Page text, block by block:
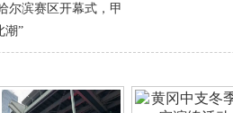
尔滨赛区开幕式，甲
潮”